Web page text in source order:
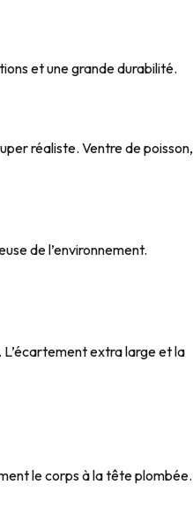
et une grande durabilité.
réaliste. Ventre de poisson,
de l’environnement.
L’écartement extra large et la
le corps à la tête plombée.